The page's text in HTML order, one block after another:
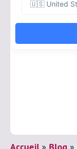
Accueil» Blog »